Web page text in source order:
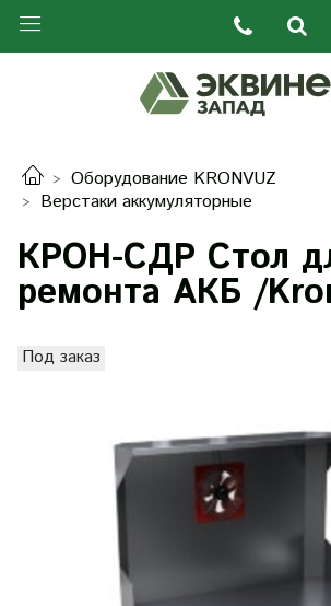
Оборудование KRONVUZ
Верстаки аккумуляторные
КРОН-СДР Стол
ремонта АКБ /
Под заказ